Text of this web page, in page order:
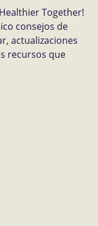
Together!
consejos de
actualizaciones
recursos que